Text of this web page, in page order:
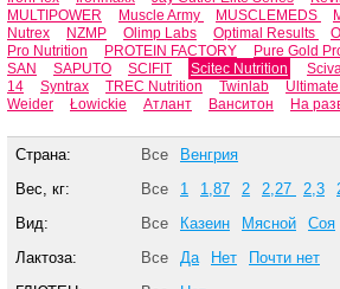
MULTIPOWER
Muscle Army MUSCLEMEDS
Nutrex
NZMP Olimp Labs Optimal Results
Pro Nutrition
PROTEIN FACTORY Pure Gold
SAN
SAPUTO SCIFIT Scitec Nutrition
14
Syntrax TREC Nutrition Twinlab
Weider
Łowickie Атлант Ванситон На
Страна: Все
Венгрия
Вес, кг:
Все 1 1,87 2 2,27 2,3
Вид:
Все Казеин Мясной Соя
Лактоза:
Все Да Нет
Почти нет